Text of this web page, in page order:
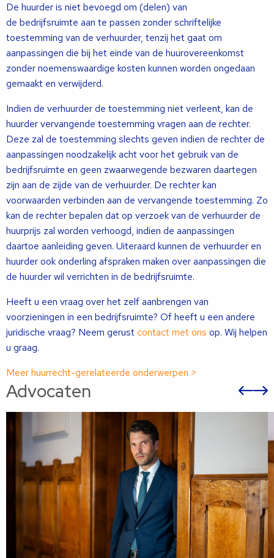
De huurder is niet bevoegd om (delen) van
de bedrijfsruimte aan te passen zonder schriftelijke
toestemming van de verhuurder, tenzij het gaat om
aanpassingen die bij het einde van de huurovereenkomst
zonder noemenswaardige kosten kunnen worden ongedaan
gemaakt en verwijderd.
Indien de verhuurder de toestemming niet verleent, kan de
huurder vervangende toestemming vragen aan de rechter.
Deze zal de toestemming slechts geven indien de rechter de
aanpassingen noodzakelijk acht voor het gebruik van de
bedrijfsruimte en geen zwaarwegende bezwaren daartegen
zijn aan de zijde van de verhuurder. De rechter kan
voorwaarden verbinden aan de vervangende toestemming. Zo
kan de rechter bepalen dat op verzoek van de verhuurder de
huurprijs zal worden verhoogd, indien de aanpassingen
daartoe aanleiding geven. Uiteraard kunnen de verhuurder en
huurder ook onderling afspraken maken over aanpassingen die
de huurder wil verrichten in de bedrijfsruimte.
Heeft u een vraag over het zelf aanbrengen van
voorzieningen in een bedrijfsruimte? Of heeft u een andere
juridische vraag? Neem gerustcontact met ons op. Wij helpen
u graag.
Meer huurrecht-gerelateerde onderwerpen >
Advocaten